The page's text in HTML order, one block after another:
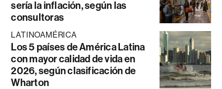
sería la inflación, según las
consultoras
LATINOAMÉRICA
Los 5 países de América Latina
con mayor calidad de vida en
2026, según clasificación de
Wharton